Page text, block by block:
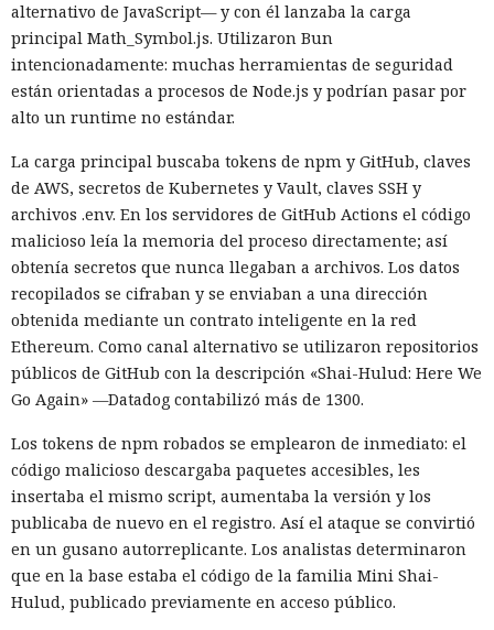
alternativo de JavaScript— y con él lanzaba la carga
principal Math_Symbol.js. Utilizaron Bun
intencionadamente: muchas herramientas de seguridad
están orientadas a procesos de Node.js y podrían pasar por
alto un runtime no estándar.
La carga principal buscaba tokens de npm y GitHub, claves
de AWS, secretos de Kubernetes y Vault, claves SSH y
archivos .env. En los servidores de GitHub Actions el código
malicioso leía la memoria del proceso directamente; así
obtenía secretos que nunca llegaban a archivos. Los datos
recopilados se cifraban y se enviaban a una dirección
obtenida mediante un contrato inteligente en la red
Ethereum. Como canal alternativo se utilizaron repositorios
públicos de GitHub con la descripción «Shai-Hulud: Here We
Go Again» —Datadog contabilizó más de 1300.
Los tokens de npm robados se emplearon de inmediato: el
código malicioso descargaba paquetes accesibles, les
insertaba el mismo script, aumentaba la versión y los
publicaba de nuevo en el registro. Así el ataque se convirtió
en un gusano autorreplicante. Los analistas determinaron
que en la base estaba el código de la familia Mini Shai-
Hulud, publicado previamente en acceso público.